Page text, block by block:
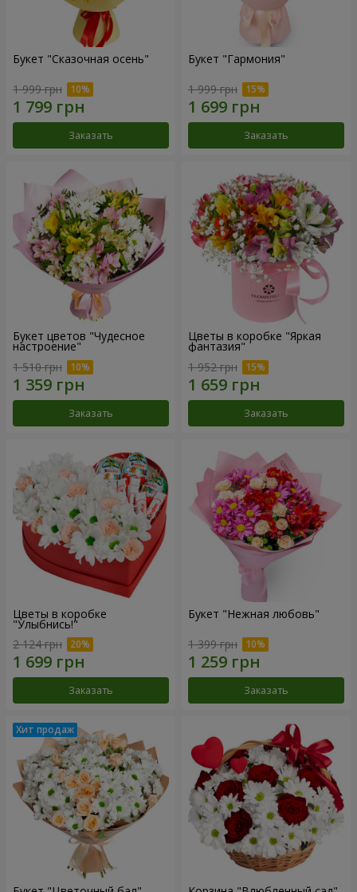
Букет "Сказочная осень"
1 999 грн
Заказать
Букет "Гармония"
1 999 грн
Заказать
Букет цветов "Чудесное
настроение"
1 510 грн
Заказать
Цветы в коробке "Яркая
фантазия"
1 952 грн
Заказать
Цветы в коробке
"Улыбнись!"
2 124 грн
Заказать
Букет "Нежная любовь"
1 399 грн
Заказать